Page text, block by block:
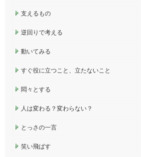
支えるもの
逆回りで考える
動いてみる
すぐ役に立つこと、立たないこと
悶々とする
人は変わる？変わらない？
とっさの一言
笑い飛ばす